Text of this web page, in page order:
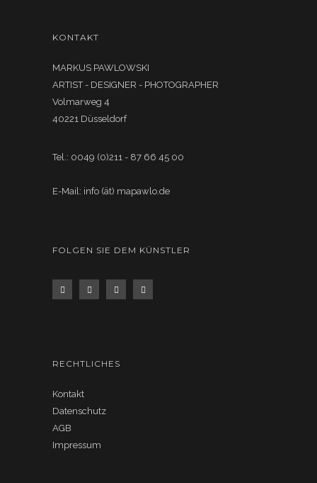
KONTAKT
MARKUS PAWLOWSKI
ARTIST - DESIGNER - PHOTOGRAPHER
Volmarweg 4
40221 Düsseldorf
Tel.: 0049 (0)211 - 87 66 45 00
E-Mail: info (ät) mapawlo.de
FOLGEN SIE DEM KÜNSTLER
RECHTLICHES
Kontakt
Datenschutz
AGB
Impressum